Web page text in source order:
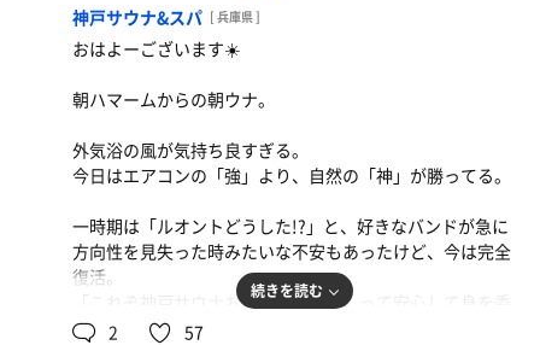
まさか大雨が降るとは‥‥。
する。（カッパ持参なし）
神戸サウナ&スパ [ 兵庫県 ]
おはよーございます☀️
朝ハマームからの朝ウナ。
外気浴の風が気持ち良すぎる。
今日はエアコンの「強」より、自然の「神」が勝ってる。
一時期は「ルオントどうした!?」と、好きなバンドが急に
方向性を見失った時みたいな不安もあったけど、今は完全
復活。
「これぞ神戸サウナおかえりなさい」って安心して身を委
ねられる。
続きを読む
2 57